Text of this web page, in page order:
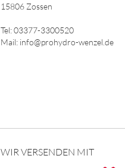
15806 Zossen
Tel: 03377-3300520
Mail: info@prohydro-wenzel.de
WIR VERSENDEN MIT